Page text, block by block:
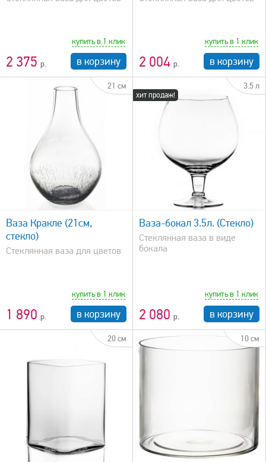
2 375
купить в 1 клик
в корзину 2 004
купить в 1 клик
в корзину
21 см
Ваза Кракле (21см,
стекло)
Стеклянная ваза для цветов
1 890
купить в 1 клик
в корзину
хит продаж!
3.5 л
быстрый просмотр
Ваза-бокал 3.5л. (Стекло)
Стеклянная ваза в виде
бокала
2 080
купить в 1 клик
в корзину
20 см 10 см
быстрый просмотр